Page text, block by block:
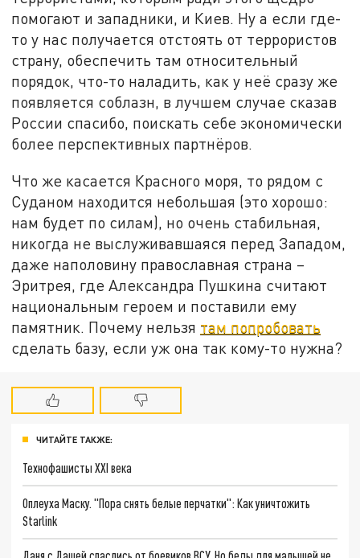
помогают и западники, и Киев. Ну а если где-
то у нас получается отстоять от террористов
страну, обеспечить там относительный
порядок, что-то наладить, как у неё сразу же
появляется соблазн, в лучшем случае сказав
России спасибо, поискать себе экономически
более перспективных партнёров.
Что же касается Красного моря, то рядом с
Суданом находится небольшая (это хорошо:
нам будет по силам), но очень стабильная,
никогда не выслуживавшаяся перед Западом,
даже наполовину православная страна –
Эритрея, где Александра Пушкина считают
национальным героем и поставили ему
памятник. Почему нельзя там попробовать
сделать базу, если уж она так кому-то нужна?
ЧИТАЙТЕ ТАКЖЕ:
Технофашисты XXI века
Оплеуха Маску. "Пора снять белые перчатки": Как уничтожить
Starlink